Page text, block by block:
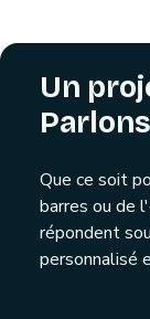
Un
Que ce soit
barres ou de
répondent
personnalisé